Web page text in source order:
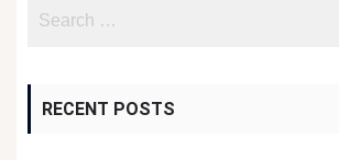
RECENT POSTS